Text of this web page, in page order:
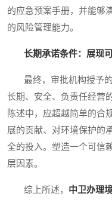
的应急预案手册，并能够
的风险管理能力。
长期承诺条件：展现
最终，审批机构授予的
长期、安全、负责任经营
陈述中，应超越简单的合
展的贡献、对环境保护的
全的投入。塑造一个可信
层因素。
综上所述， 中卫办理